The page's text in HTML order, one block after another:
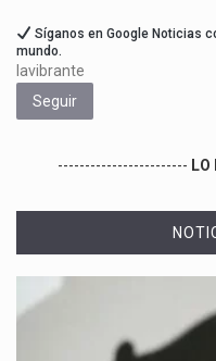
Síganos en Google Noticias
mundo.
lavibrante
Seguir
------------------------